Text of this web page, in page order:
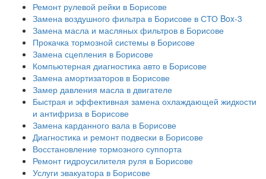
Ремонт рулевой рейки в Борисове
Замена воздушного фильтра в Борисове в СТО Box-3
Замена масла и масляных фильтров в Борисове
Прокачка тормозной системы в Борисове
Замена сцепления в Борисове
Компьютерная диагностика авто в Борисове
Замена амортизаторов в Борисове
Замер давления масла в двигателе
Быстрая и эффективная замена охлаждающей жидкости
и антифриза в Борисове
Замена карданного вала в Борисове
Диагностика и ремонт подвески в Борисове
Восстановление тормозного суппорта
Ремонт гидроусилителя руля в Борисове
Услуги эвакуатора в Борисове